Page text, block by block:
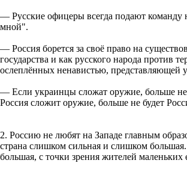
— Русские офицеры всегда подают команду
мной".
— Россия борется за своё право на
государства и как русского народа против
ослеплённых ненавистью, представляющей
— Если украинцы сложат оружие, больше
Россия сложит оружие, больше не будет
2. Россию не любят на Западе главным
страна слишком сильная и слишком
большая, с точки зрения жителей маленьких